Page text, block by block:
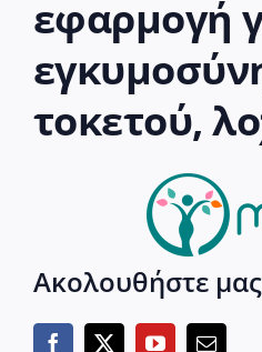
εφαρμογή
τοκετού,
Ακολουθήστε μας